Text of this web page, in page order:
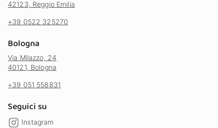
42123, Reggio Emilia
+39 0522 325270
Bologna
Via Milazzo, 24
40121, Bologna
+39 051 558831
Seguici su
Instagram